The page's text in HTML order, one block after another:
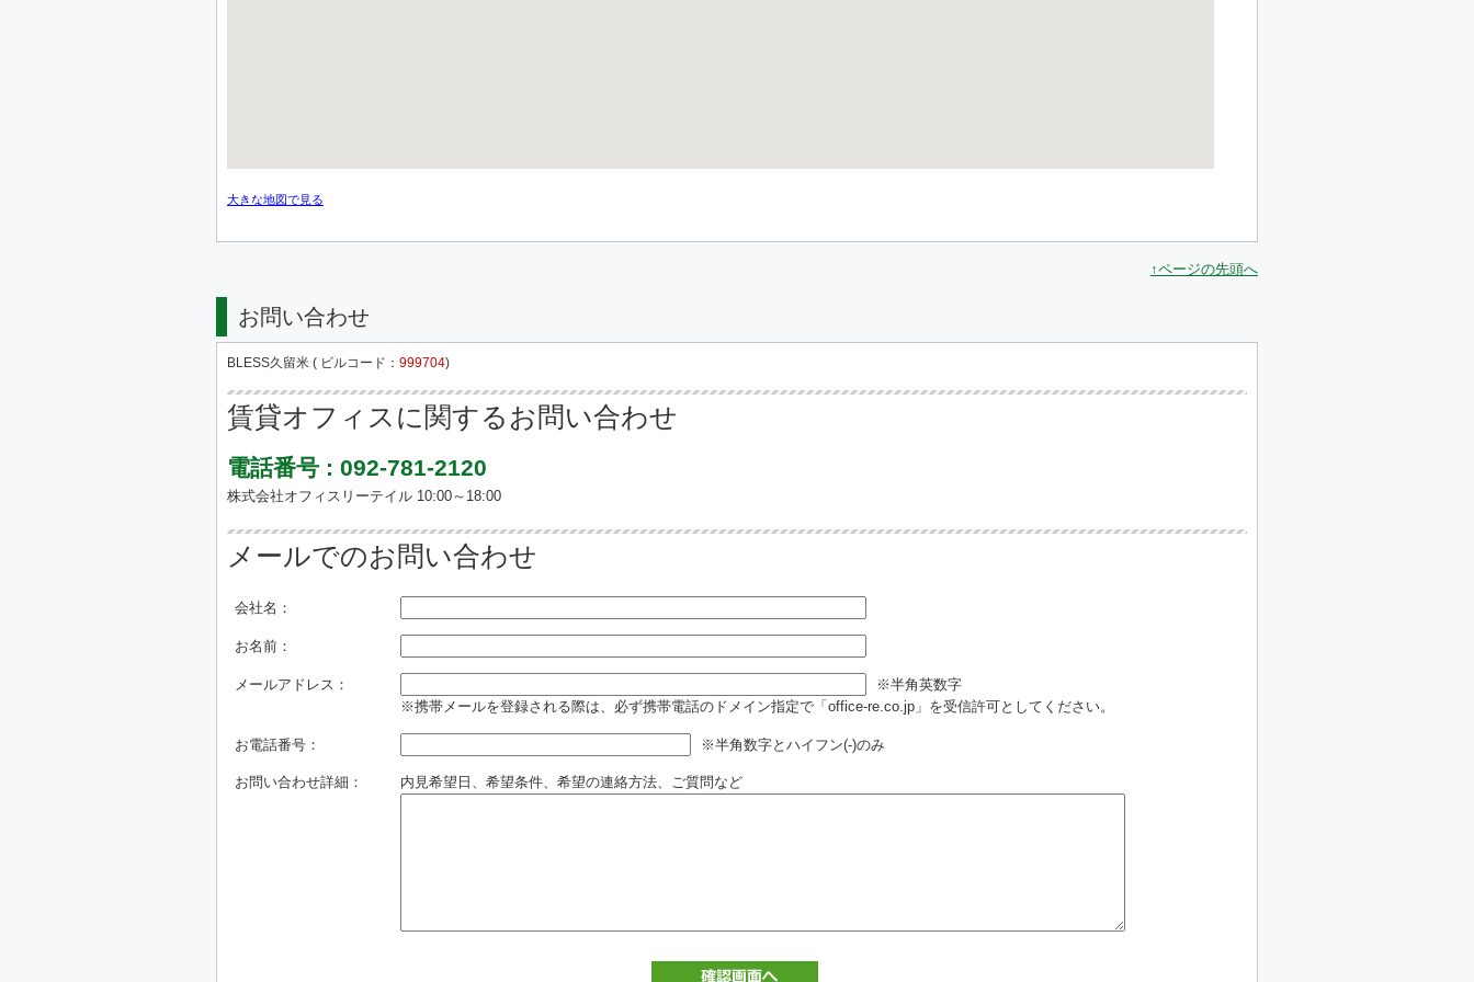
大きな地図で見る
↑ページの先頭へ
お問い合わせ
BLESS久留米 ( ビルコード： 999704)
賃貸オフィスに関するお問い合わせ
電話番号 : 092-781-2120
株式会社オフィスリーテイル 10:00～18:00
メールでのお問い合わせ
会社名：
お名前：
メールアドレス：
※半角英数字
※携帯メールを登録される際は、必ず携帯電話のドメイン指定で「office-re.co.jp」を受信許可としてください。
お電話番号： ※半角数字とハイフン(-)のみ
お問い合わせ詳細： 内見希望日、希望条件、希望の連絡方法、ご質問など